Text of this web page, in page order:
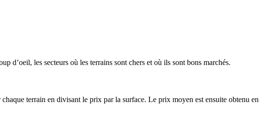
d’oeil, les secteurs où les terrains sont chers et où ils sont bons marchés.
terrain en divisant le prix par la surface. Le prix moyen est ensuite obtenu en